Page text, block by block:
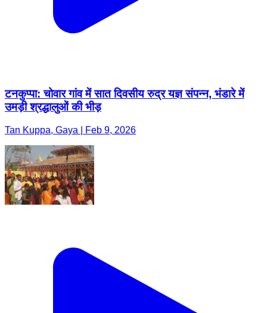
टनकुप्पा: चोवार गांव में सात दिवसीय रुद्र यज्ञ संपन्न, भंडारे में
उमड़ी श्रद्धालुओं की भीड़
Tan Kuppa, Gaya | Feb 9, 2026